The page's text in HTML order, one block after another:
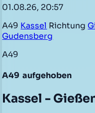
01.08.26, 20:57
A49 Kassel Richtung
Gudensberg
A49
A49 aufgehoben
Kassel -